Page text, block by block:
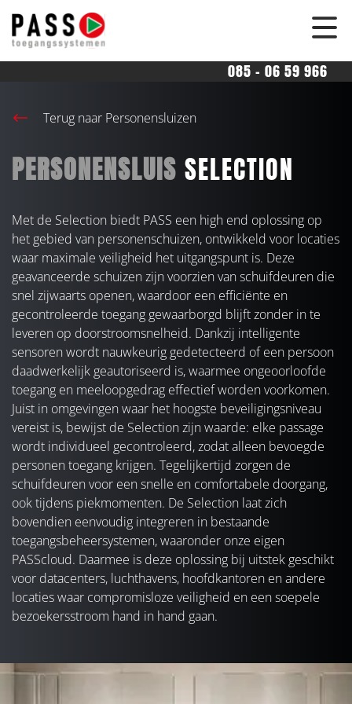
overslaan
085 - 06 59 966
Terug naar Personensluizen
PERSONENSLUIS SELECTION
Met de Selection biedt PASS een high end oplossing op
het gebied van personenschuizen, ontwikkeld voor locaties
waar maximale veiligheid het uitgangspunt is. Deze
geavanceerde schuizen zijn voorzien van schuifdeuren die
snel zijwaarts openen, waardoor een efficiënte en
gecontroleerde toegang gewaarborgd blijft zonder in te
leveren op doorstroomsnelheid. Dankzij intelligente
sensoren wordt nauwkeurig gedetecteerd of een persoon
daadwerkelijk geautoriseerd is, waarmee ongeoorloofde
toegang en meeloopgedrag effectief worden voorkomen.
Juist in omgevingen waar het hoogste beveiligingsniveau
vereist is, bewijst de Selection zijn waarde: elke passage
wordt individueel gecontroleerd, zodat alleen bevoegde
personen toegang krijgen. Tegelijkertijd zorgen de
schuifdeuren voor een snelle en comfortabele doorgang,
ook tijdens piekmomenten. De Selection laat zich
bovendien eenvoudig integreren in bestaande
toegangsbeheersystemen, waaronder onze eigen
PASScloud. Daarmee is deze oplossing bij uitstek geschikt
voor datacenters, luchthavens, hoofdkantoren en andere
locaties waar compromisloze veiligheid en een soepele
bezoekersstroom hand in hand gaan.